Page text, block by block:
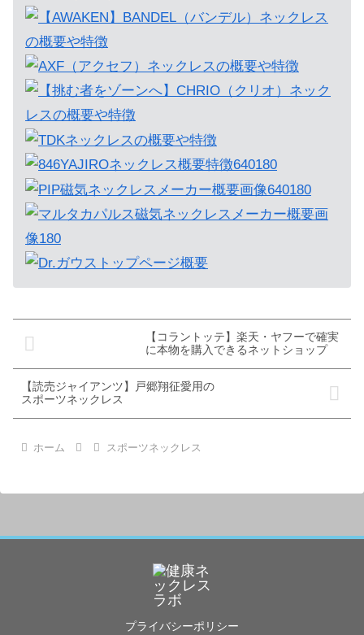
【コラントッテ】楽天・ヤフーで確実
に本物を購入できるネットショップ
【読売ジャイアンツ】戸郷翔征愛用の
スポーツネックレス
ホーム スポーツネックレス
プライバシーポリシー